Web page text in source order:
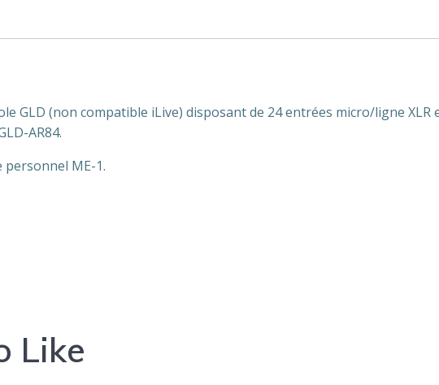
GLD (non compatible iLive) disposant de 24 entrées micro/ligne XLR
AR84.
ME-1.
Like